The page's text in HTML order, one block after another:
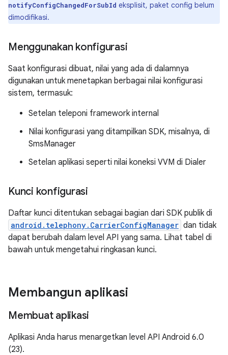
notifyConfigChangedForSubId eksplisit, paket config belum
dimodifikasi.
Menggunakan konfigurasi
Saat konfigurasi dibuat, nilai yang ada di dalamnya
digunakan untuk menetapkan berbagai nilai konfigurasi
sistem, termasuk:
Setelan teleponi framework internal
Nilai konfigurasi yang ditampilkan SDK, misalnya, di
SmsManager
Setelan aplikasi seperti nilai koneksi VVM di Dialer
Kunci konfigurasi
Daftar kunci ditentukan sebagai bagian dari SDK publik di
android.telephony.CarrierConfigManager dan tidak
dapat berubah dalam level API yang sama. Lihat tabel di
bawah untuk mengetahui ringkasan kunci.
Membangun aplikasi
Membuat aplikasi
Aplikasi Anda harus menargetkan level API Android 6.0
(23).